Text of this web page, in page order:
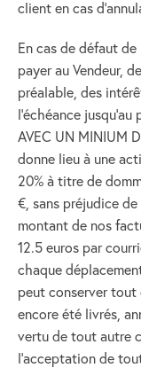
client en cas
En cas de défaut
payer au Vendeur,
préalable, des
l’échéance
AVEC UN MINIUM
donne lieu à une
20% à titre de
€, sans préjudice
montant de nos
12.5 euros par
chaque
peut conserver tout
encore été livrés,
vertu de tout autre
l’acceptation de